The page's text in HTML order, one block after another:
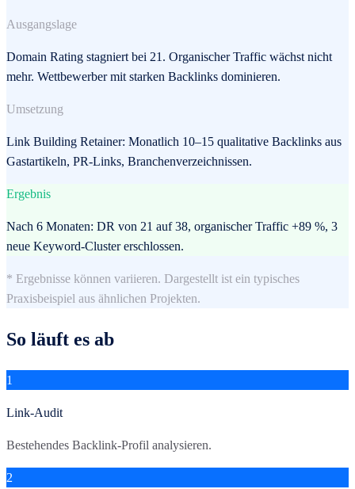
Ausgangslage
Domain Rating stagniert bei 21. Organischer Traffic wächst nicht
mehr. Wettbewerber mit starken Backlinks dominieren.
Umsetzung
Link Building Retainer: Monatlich 10–15 qualitative Backlinks aus
Gastartikeln, PR-Links, Branchenverzeichnissen.
Ergebnis
Nach 6 Monaten: DR von 21 auf 38, organischer Traffic +89 %, 3
neue Keyword-Cluster erschlossen.
* Ergebnisse können variieren. Dargestellt ist ein typisches
Praxisbeispiel aus ähnlichen Projekten.
So läuft es ab
1
Link-Audit
Bestehendes Backlink-Profil analysieren.
2